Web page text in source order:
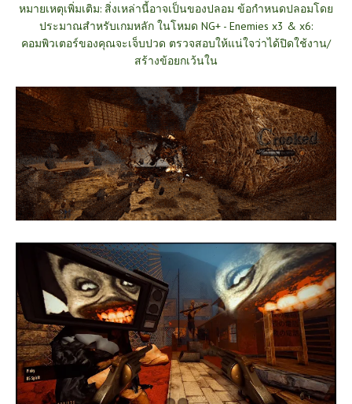
หมายเหตุเพิ่มเติม: สิ่งเหล่านี้อาจเป็นของปลอม ข้อกำหนดปลอมโดย
ประมาณสำหรับเกมหลัก ในโหมด NG+ - Enemies x3 & x6:
คอมพิวเตอร์ของคุณจะเจ็บปวด ตรวจสอบให้แน่ใจว่าได้ปิดใช้งาน/
สร้างข้อยกเว้นใน